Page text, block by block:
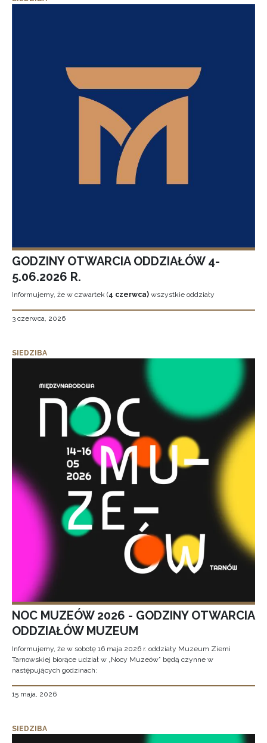
GODZINY OTWARCIA ODDZIAŁÓW 4-
5.06.2026 R.
Informujemy, że w czwartek (4 czerwca) wszystkie oddziały
3 czerwca, 2026
SIEDZIBA
NOC MUZEÓW 2026 - GODZINY OTWARCIA
ODDZIAŁÓW MUZEUM
Informujemy, że w sobotę 16 maja 2026 r. oddziały Muzeum Ziemi
Tarnowskiej biorące udział w „Nocy Muzeów” będą czynne w
następujących godzinach:
15 maja, 2026
SIEDZIBA